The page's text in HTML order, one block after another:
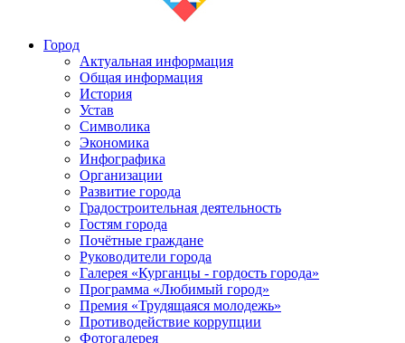
Город
Актуальная информация
Общая информация
История
Устав
Символика
Экономика
Инфографика
Организации
Развитие города
Градостроительная деятельность
Гостям города
Почётные граждане
Руководители города
Галерея «Курганцы - гордость города»
Программа «Любимый город»
Премия «Трудящаяся молодежь»
Противодействие коррупции
Фотогалерея